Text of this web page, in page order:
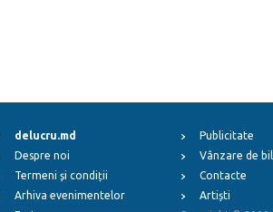
delucru.md
Despre noi
Termeni și condiții
Arhiva evenimentelor
Publicitate
Vânzare de
Contacte
Artiști